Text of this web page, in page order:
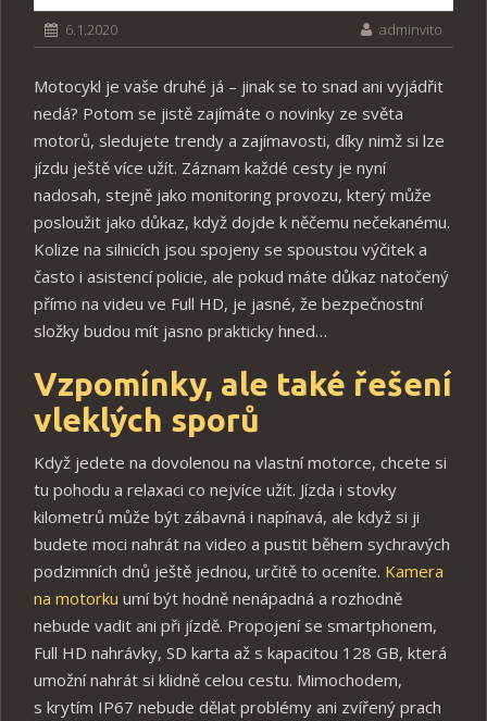
6.1.2020 adminvito
Motocykl je vaše druhé já – jinak se to snad ani vyjádřit
nedá? Potom se jistě zajímáte o novinky ze světa
motorů, sledujete trendy a zajímavosti, díky nimž si lze
jízdu ještě více užít. Záznam každé cesty je nyní
nadosah, stejně jako monitoring provozu, který může
posloužit jako důkaz, když dojde k něčemu nečekanému.
Kolize na silnicích jsou spojeny se spoustou výčitek a
často i asistencí policie, ale pokud máte důkaz natočený
přímo na videu ve Full HD, je jasné, že bezpečnostní
složky budou mít jasno prakticky hned…
Vzpomínky, ale také řešení
vleklých sporů
Když jedete na dovolenou na vlastní motorce, chcete si
tu pohodu a relaxaci co nejvíce užít. Jízda i stovky
kilometrů může být zábavná i napínavá, ale když si ji
budete moci nahrát na video a pustit během sychravých
podzimních dnů ještě jednou, určitě to oceníte. Kamera
na motorku umí být hodně nenápadná a rozhodně
nebude vadit ani při jízdě. Propojení se smartphonem,
Full HD nahrávky, SD karta až s kapacitou 128 GB, která
umožní nahrát si klidně celou cestu. Mimochodem,
s krytím IP67 nebude dělat problémy ani zvířený prach